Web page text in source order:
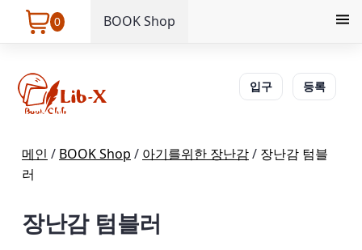
0 BOOK Shop
입구 등록
메인 / BOOK Shop / 아기를위한 장난감/ 장난감 텀블
러
장난감 텀블러